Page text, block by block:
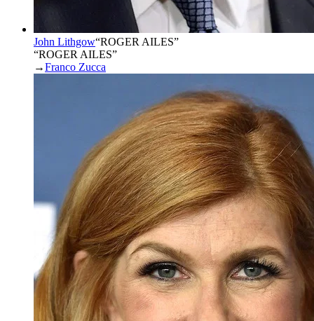
John Lithgow“ROGER AILES”
“ROGER AILES”
→Franco Zucca